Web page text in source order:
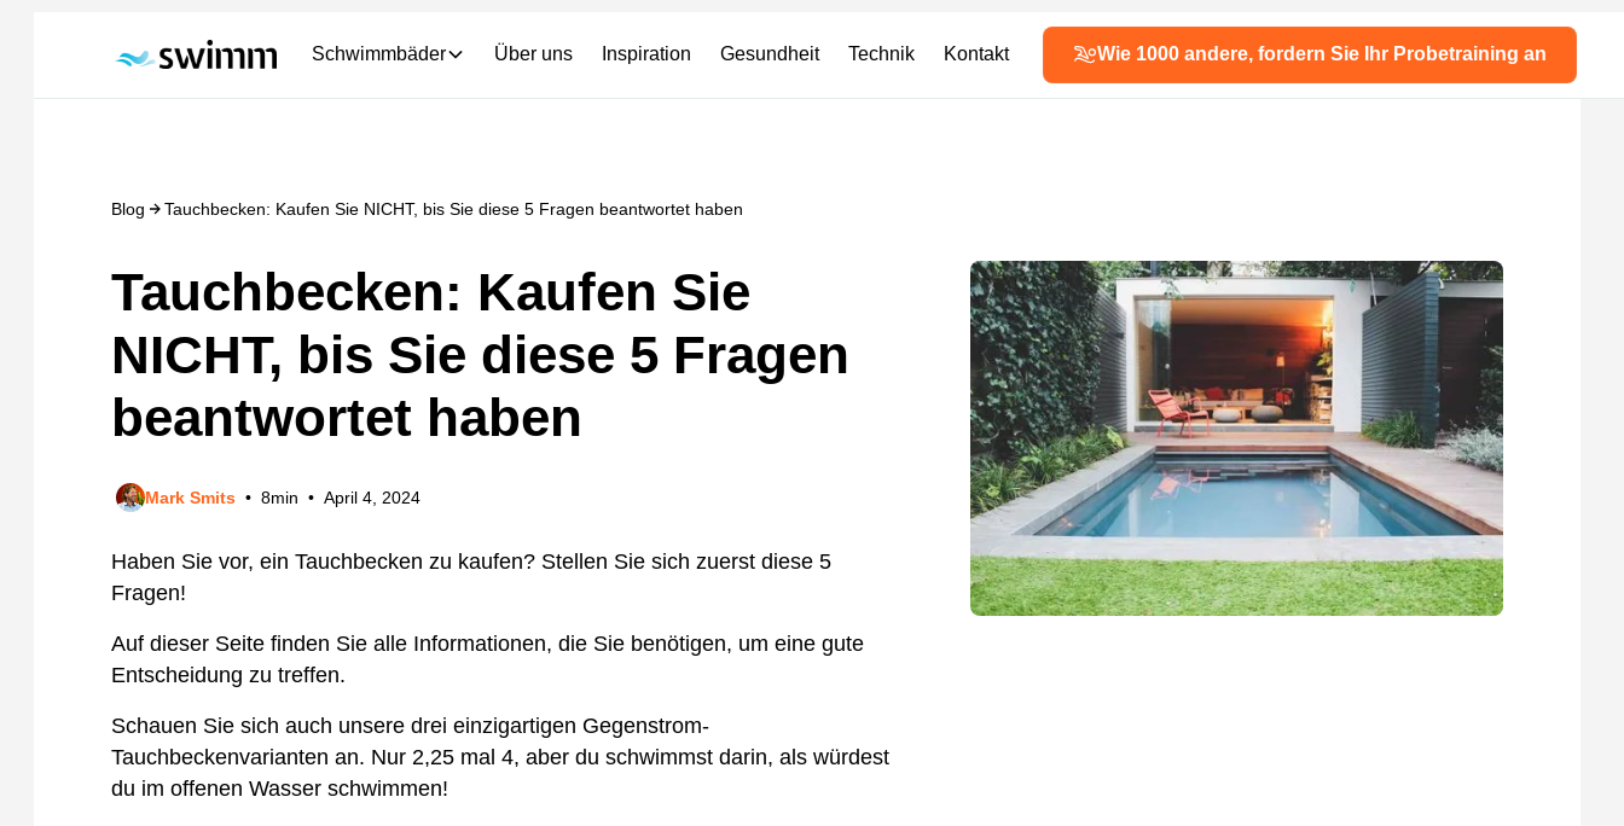
Schwimmbäder Über uns Inspiration Gesundheit Technik Kontakt Wie 1000 andere, fordern Sie Ihr Probetraining an
Blog Tauchbecken: Kaufen Sie NICHT, bis Sie diese 5 Fragen beantwortet haben
Tauchbecken: Kaufen Sie
NICHT, bis Sie diese 5 Fragen
beantwortet haben
Mark Smits • 8min • April 4, 2024
Haben Sie vor, ein Tauchbecken zu kaufen? Stellen Sie sich zuerst diese 5
Fragen!
Auf dieser Seite finden Sie alle Informationen, die Sie benötigen, um eine gute
Entscheidung zu treffen.
Schauen Sie sich auch unsere drei einzigartigen Gegenstrom-
Tauchbeckenvarianten an. Nur 2,25 mal 4, aber du schwimmst darin, als würdest
du im offenen Wasser schwimmen!